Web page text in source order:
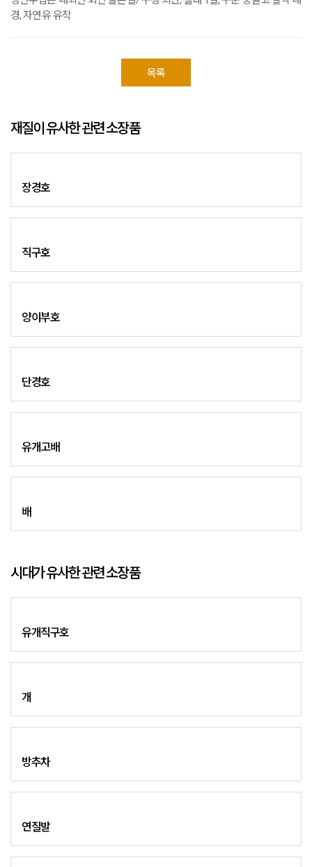
경, 자연유 유착
목록
재질이 유사한 관련 소장품
장경호
직구호
양이부호
단경호
유개고배
배
시대가 유사한 관련 소장품
유개직구호
개
방추차
연질발